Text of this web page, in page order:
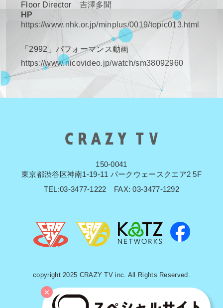
Floor Director 吉澤多聞
HP
https://www.nhk.or.jp/minplus/0019/topic013.html
「2992」パフォーマンス動画
https://www.nicovideo.jp/watch/sm38092960
150-0041
東京都渋谷区神南1-19-11 パークウェースクエア2 5F
TEL:03-3477-1222 FAX: 03-3477-1292
copyright 2025 CRAZY TV inc. All Rights Reserved.
×